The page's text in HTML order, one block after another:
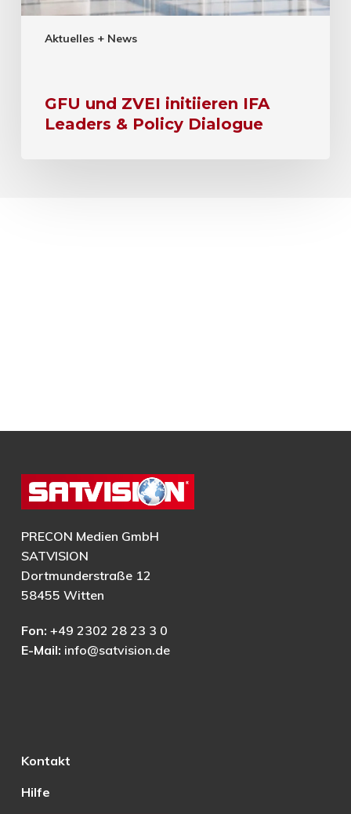
Aktuelles + News
GFU und ZVEI initiieren IFA
Leaders & Policy Dialogue
PRECON Medien GmbH
SATVISION
Dortmunderstraße 12
58455 Witten
Fon: +49 2302 28 23 3 0
E-Mail: info@satvision.de
Kontakt
Hilfe